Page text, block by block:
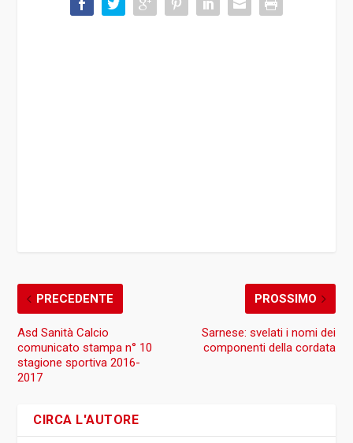
PRECEDENTE
Asd Sanità Calcio
comunicato stampa n° 10
stagione sportiva 2016-
2017
PROSSIMO
Sarnese: svelati i nomi dei
componenti della cordata
CIRCA L'AUTORE